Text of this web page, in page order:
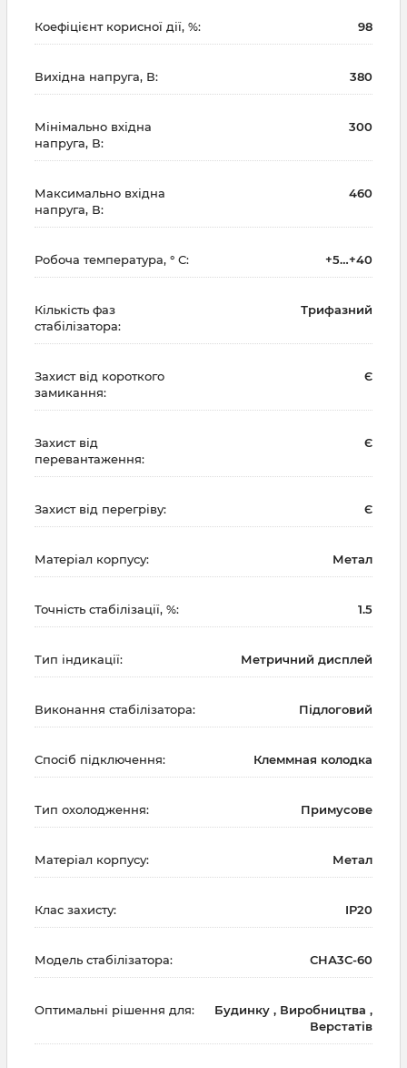
Коефіцієнт корисної дії, %: 98
Вихідна напруга, В: 380
Мінімально вхідна
напруга, В:
300
Максимально вхідна
напруга, В:
460
Робоча температура, ° С: +5…+40
Кількість фаз
стабілізатора:
Трифазний
Захист від короткого
замикання:
Є
Захист від
перевантаження:
Є
Захист від перегріву: Є
Матеріал корпусу: Метал
Точність стабілізації, %: 1.5
Тип індикації: Метричний дисплей
Виконання стабілізатора: Підлоговий
Спосіб підключення: Клеммная колодка
Тип охолодження: Примусове
Матеріал корпусу: Метал
Клас захисту: IP20
Модель стабілізатора: СНА3С-60
Оптимальні рішення для:
Будинку , Виробництва ,
Верстатів